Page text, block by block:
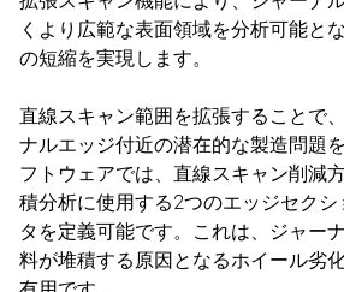
くより広範な表面領域を分析可能と
の短縮を実現します。
直線スキャン範囲を拡張することで
ナルエッジ付近の潜在的な製造問題
フトウェアでは、直線スキャン削減
積分析に使用する2つのエッジセク
タを定義可能です。これは、ジャー
料が堆積する原因となるホイール劣